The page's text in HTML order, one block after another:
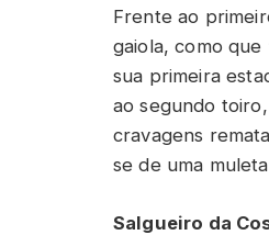
Frente ao
gaiola, como que
sua primeira
ao segundo
cravagens
se de uma
Salgueiro da